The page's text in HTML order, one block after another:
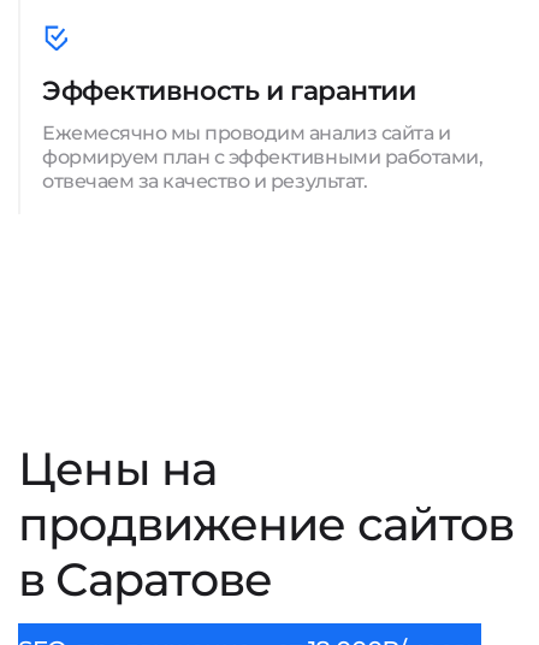
Эффективность и гарантии
Ежемесячно мы проводим анализ сайта и
формируем план с эффективными работами,
отвечаем за качество и результат.
Цены на
продвижение сайтов
в Саратове